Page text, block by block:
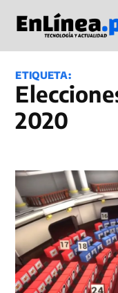
contenido
ETIQUETA:
elecciones congresales
2020